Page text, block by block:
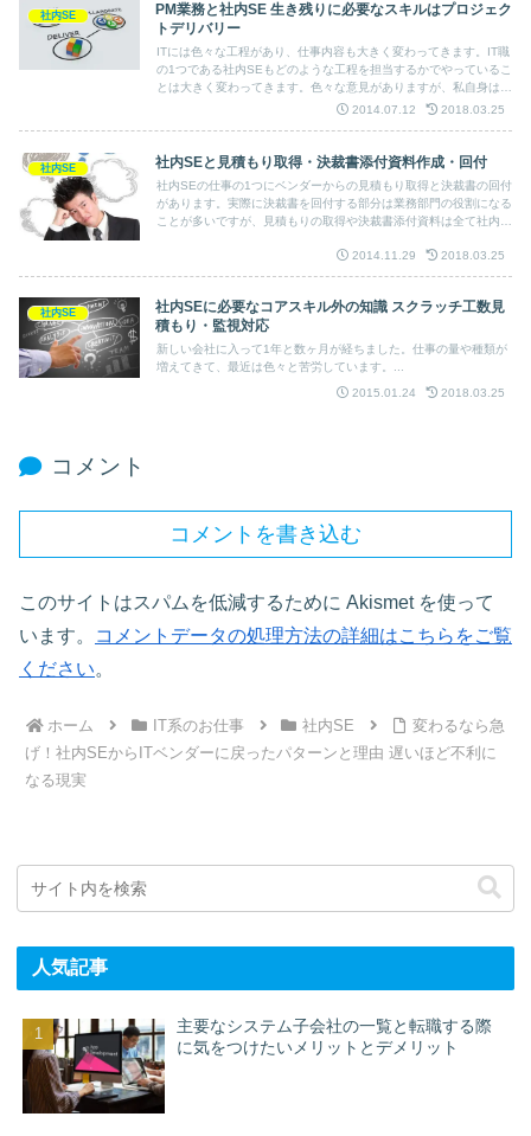
社内SE
PM業務と社内SE 生き残りに必要なスキルはプロジェク
トデリバリー
ITには色々な工程があり、仕事内容も大きく変わってきます。IT職
の1つである社内SEもどのような工程を担当するかでやっているこ
とは大きく変わってきます。色々な意見がありますが、私自身は今
後社内SEがリストラされずに生き残るためにはPMとしてプロジェ
2014.07.12 2018.03.25
社内SE 社内SEと見積もり取得・決裁書添付資料作成・回付
社内SEの仕事の1つにベンダーからの見積もり取得と決裁書の回付
があります。実際に決裁書を回付する部分は業務部門の役割になる
ことが多いですが、見積もりの取得や決裁書添付資料は全て社内
をうまくやらないとかなり苦労するシーンです。
2014.11.29 2018.03.25
社内SE
社内SEに必要なコアスキル外の知識 スクラッチ工数見
積もり・監視対応
新しい会社に入って1年と数ヶ月が経ちました。仕事の量や種類が
増えてきて、最近は色々と苦労しています。...
2015.01.24
2018.03.25
コメント
コメントを書き込む
このサイトはスパムを低減するために Akismet を使って
います。
コメントデータの処理方法の詳細はこちらをご覧
ください。
ホーム IT系のお仕事 社内SE
変わるなら急
げ！社内SEからITベンダーに戻ったパターンと理由 遅いほど不利に
なる現実
人気記事
主要なシステム子会社の一覧と転職する際
に気をつけたいメリットとデメリット